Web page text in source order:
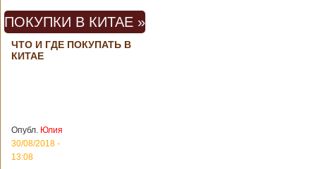
свет ребенок
через 4 года
после смерти
родителей
В Китае спустя 4
года после смерти
родителей на свет
появился их
заморозили
несколько
эмбрионов, так как
планировали
ПОКУПКИ В КИТАЕ »
ЧТО И ГДЕ ПОКУПАТЬ В
КИТАЕ
Опубл. Юлия
30/08/2018 -
13:08